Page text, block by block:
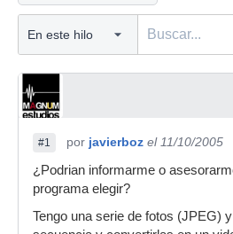
#1 por javierboz el 11/10/2005
¿Podrian informarme o
programa elegir?
Tengo una serie de fotos (JPEG)